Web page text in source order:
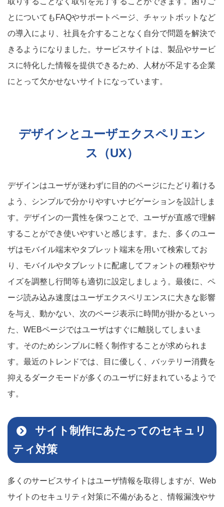
とについてもFAQやサポートページ、チャットボットなど
の導入により、社員を介することなく自分で問題を解決で
きるようになりました。サービスサイトは、製品やサービ
スに特化した情報を提供できるため、人材が不足する企業
にとって欠かせないサイトになっています。
デザインとユーザエクスペリエン
ス（UX）
デザインはユーザが迷わずに目的のページにたどり着ける
よう、シンプルで分かりやすいナビゲーションを設計しま
す。デザインの一貫性を保つことで、ユーザが直感で理解
することができ使いやすいと感じます。また、多くのユー
ザはモバイル端末やタブレット端末を用いて検索してお
り、モバイルやタブレットに配慮してフォントの種類やサ
イズを調整し行間等も適切に設定しましょう。最後に、ペ
ージ読み込み速度はユーザエクスペリエンスに大きな影響
を与え、動かない、次のページ表示に時間が掛かるといっ
た、WEBページではユーザはすぐに離脱してしまいま
す。そのためシンプルに軽く制作することが求められま
す。最近のトレンドでは、目に優しく、バッテリー消費を
抑えるダークモードが多くのユーザに好まれているようで
す。
サイト制作にあたってのセキュリ
ティ対策
多くのサービスサイトはユーザ情報を取得しますが、Web
サイトのセキュリティ対策に不備があると、情報漏洩やサ